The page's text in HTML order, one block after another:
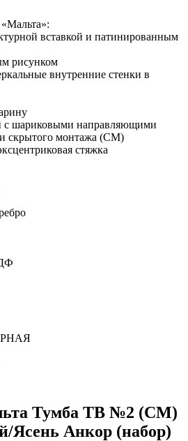
вставкой и патинированным
рисунком
внутренние стенки в
с шариковыми направляющими
скрытого монтажа (СМ)
стяжка
Тумба ТВ №2 (СМ)
Ясень Анкор (набор)